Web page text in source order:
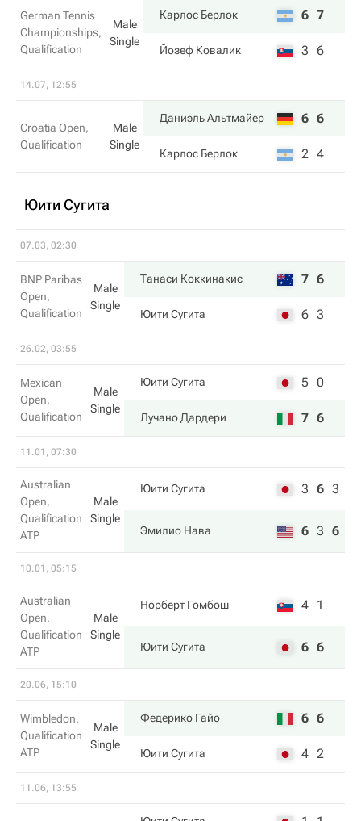
German Tennis
Championships,
Qualification
Male
Single
Карлос Берлок 6 7
Йозеф Ковалик 3 6
14.07, 12:55
Croatia Open,
Qualification
Male
Single
Даниэль Альтмайер 6 6
Карлос Берлок 2 4
Юити Сугита
07.03, 02:30
BNP Paribas
Open,
Qualification
Male
Single
Танаси Коккинакис 7 6
Юити Сугита 6 3
26.02, 03:55
Mexican
Open,
Qualification
Male
Single
Юити Сугита 5 0
Лучано Дардери 7 6
11.01, 07:30
Australian
Open,
Qualification
ATP
Male
Single
Юити Сугита 3 6 3
Эмилио Нава 6 3 6
10.01, 05:15
Australian
Open,
Qualification
ATP
Male
Single
Норберт Гомбош 4 1
Юити Сугита 6 6
20.06, 15:10
Wimbledon,
Qualification
ATP
Male
Single
Федерико Гайо 6 6
Юити Сугита 4 2
11.06, 13:55